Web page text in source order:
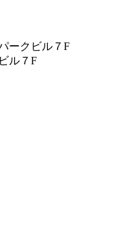
ークビル７F
ル７F